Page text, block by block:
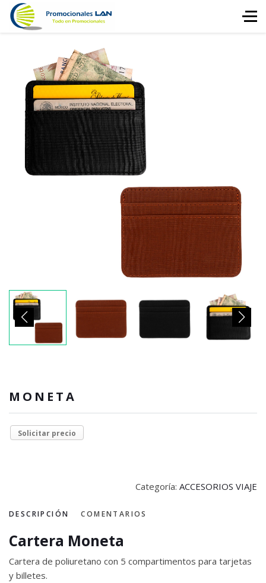
MONETA
Solicitar precio
Categoría: ACCESORIOS VIAJE
DESCRIPCIÓN COMENTARIOS
Cartera Moneta
Cartera de poliuretano con 5 compartimentos para tarjetas
y billetes.